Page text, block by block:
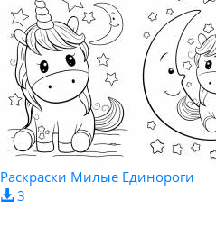
Раскраски Милые Единороги
3